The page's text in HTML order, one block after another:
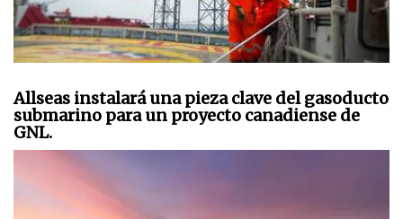
Allseas instalará una pieza clave del gasoducto
submarino para un proyecto canadiense de
GNL.